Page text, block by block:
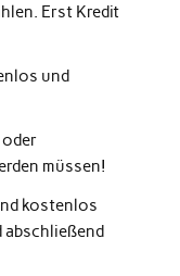
Erst Kredit
und
müssen!
kostenlos
abschließend